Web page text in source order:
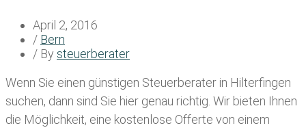
April 2, 2016
/ Bern
/ By steuerberater
Wenn Sie einen günstigen Steuerberater in Hilterfingen
suchen, dann sind Sie hier genau richtig. Wir bieten Ihnen
die Möglichkeit, eine kostenlose Offerte von einem